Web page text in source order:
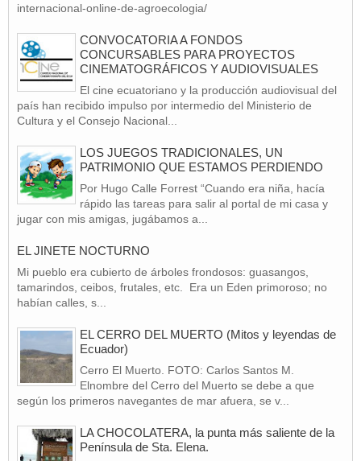
internacional-online-de-agroecologia/
CONVOCATORIA A FONDOS
CONCURSABLES PARA PROYECTOS
CINEMATOGRÁFICOS Y AUDIOVISUALES
El cine ecuatoriano y la producción audiovisual del
país han recibido impulso por intermedio del Ministerio de
Cultura y el Consejo Nacional...
LOS JUEGOS TRADICIONALES, UN
PATRIMONIO QUE ESTAMOS PERDIENDO
Por Hugo Calle Forrest “Cuando era niña, hacía
rápido las tareas para salir al portal de mi casa y
jugar con mis amigas, jugábamos a...
EL JINETE NOCTURNO
Mi pueblo era cubierto de árboles frondosos: guasangos,
tamarindos, ceibos, frutales, etc. Era un Eden primoroso; no
habían calles, s...
EL CERRO DEL MUERTO (Mitos y leyendas de
Ecuador)
Cerro El Muerto. FOTO: Carlos Santos M.
Elnombre del Cerro del Muerto se debe a que
según los primeros navegantes de mar afuera, se v...
LA CHOCOLATERA, la punta más saliente de la
Península de Sta. Elena.